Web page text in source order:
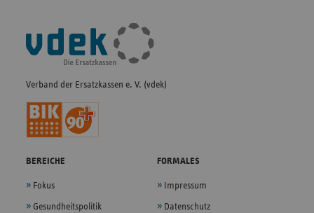
Fußleisten-
Navigation
Verband der Ersatzkassen e. V. (vdek)
BEREICHE
Fokus
Gesundheitspolitik
FORMALES
Impressum
Datenschutz